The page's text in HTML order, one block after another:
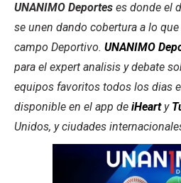
UNANIMO Deportes es donde el
se unen dando cobertura a lo
campo Deportivo. UNANIMO
para el expert analisis y debate
equipos favoritos todos los dias
disponible en el app de iHeart y
Unidos, y ciudades